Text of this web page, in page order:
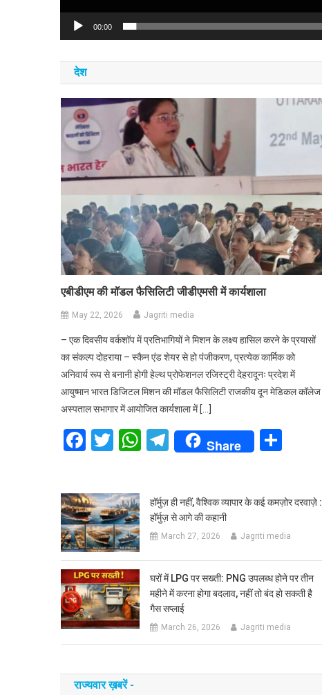
00:00
देश
एबीडीएम की मॉडल फैसिलिटी जीडीएमसी में कार्यशाला
May 22, 2026 Jagriti media
– एक दिवसीय वर्कशॉप में प्रतिभागियों ने मिशन के लक्ष्य हासिल करने के प्रयासों
का संकल्प दोहराया – स्कैन एंड शेयर से हो पंजीकरण, प्रत्येक कार्मिक को
अनिवार्य रूप से बनानी होगी हेल्थ प्रोफेशनल रजिस्ट्री देहरादूनः प्रदेश में
आयुष्मान भारत डिजिटल मिशन की मॉडल फैसिलिटी राजकीय दून मेडिकल कॉलेज
अस्पताल सभागार में आयोजित कार्यशाला में […]
Facebook
TwitterWhatsApp
Telegram
Share
हॉर्मुज़ ही नहीं, वैश्विक व्यापार के कई कमज़ोर दरवाज़े :
हॉर्मुज़ से आगे की कहानी
March 27, 2026 Jagriti media
घरों में LPG पर सख्ती: PNG उपलब्ध होने पर तीन
महीने में करना होगा बदलाव, नहीं तो बंद हो सकती है
गैस सप्लाई
March 26, 2026 Jagriti media
राज्यवार ख़बरें -